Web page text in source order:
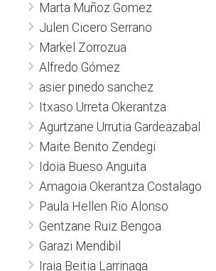
Marta Muñoz Gomez
Julen Cicero Serrano
Markel Zorrozua
Alfredo Gómez
asier pinedo sanchez
Itxaso Urreta Okerantza
Agurtzane Urrutia Gardeazabal
Maite Benito Zendegi
Idoia Bueso Anguita
Amagoia Okerantza Costalago
Paula Hellen Rio Alonso
Gentzane Ruiz Bengoa
Garazi Mendibil
Iraia Beitia Larrinaga